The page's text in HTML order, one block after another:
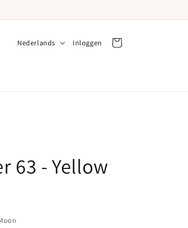
Taal
Nederlands Inloggen
InloggenWinkelwagen
63 - Yellow